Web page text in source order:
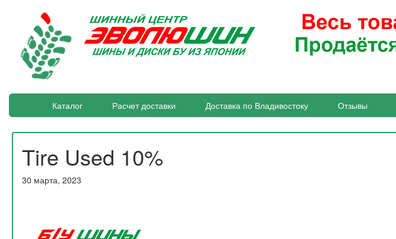
Каталог Расчет доставки Доставка по Владивостоку Отзывы
Tire Used 10%
30 марта, 2023